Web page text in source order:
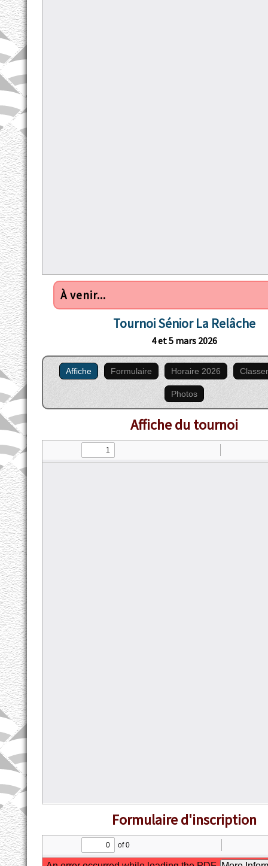
À venir...
Tournoi Sénior La Relâche
4 et 5 mars 2026
Affiche Formulaire Horaire 2026
Photos
Affiche du tournoi
Formulaire d'inscription